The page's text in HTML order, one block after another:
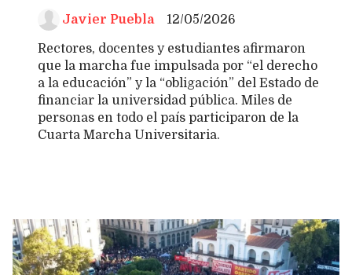
Rectores, docentes y estudiantes afirmaron
que la marcha fue impulsada por “el derecho
a la educación” y la “obligación” del Estado de
financiar la universidad pública. Miles de
personas en todo el país participaron de la
Cuarta Marcha Universitaria.
12/05/2026
Javier Puebla